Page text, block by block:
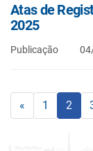
Atas de
2025
Publicação
« 1 2